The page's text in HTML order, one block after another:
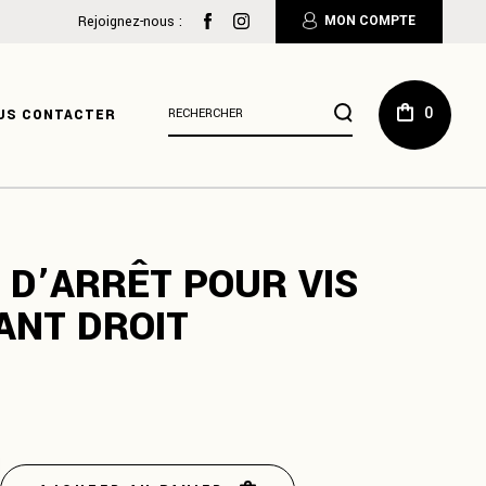
Rejoignez-nous : MON COMPTE
CONTACTER
de
recherche
0
:
POUR VIS
DROIT